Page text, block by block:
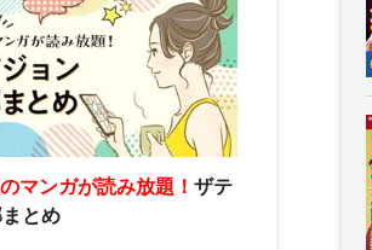
マンガが読み放題！ ザテ
とめ